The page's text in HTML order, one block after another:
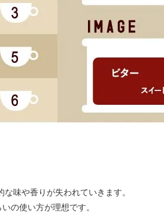
味や香りが失われていきます。
の使い方が理想です。